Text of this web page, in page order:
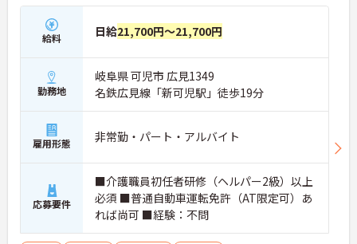
給料 日給21,700円～21,700円
勤務地
岐阜県 可児市 広見1349
名鉄広見線「新可児駅」徒歩19分
雇用形態 非常勤・パート・アルバイト
応募要件
■介護職員初任者研修（ヘルパー2級）以上
必須 ■普通自動車運転免許（AT限定可）あ
れば尚可 ■経験：不問